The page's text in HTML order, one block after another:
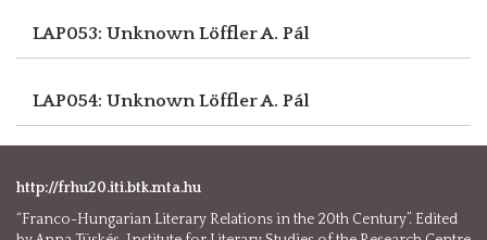
LAP053: UnknownLöffler A. Pál
LAP054: UnknownLöffler A. Pál
http://frhu20.iti.btk.mta.hu
“Franco-Hungarian Literary Relations in the 20th Century”. Edited